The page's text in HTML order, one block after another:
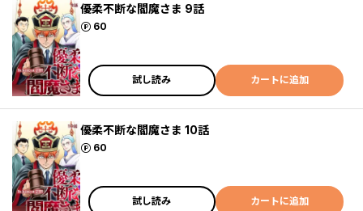
優柔不断な閻魔さま 9話
60
ポイント
試し読み カートに追加
優柔不断な閻魔さま 10話
60
ポイント
試し読み カートに追加